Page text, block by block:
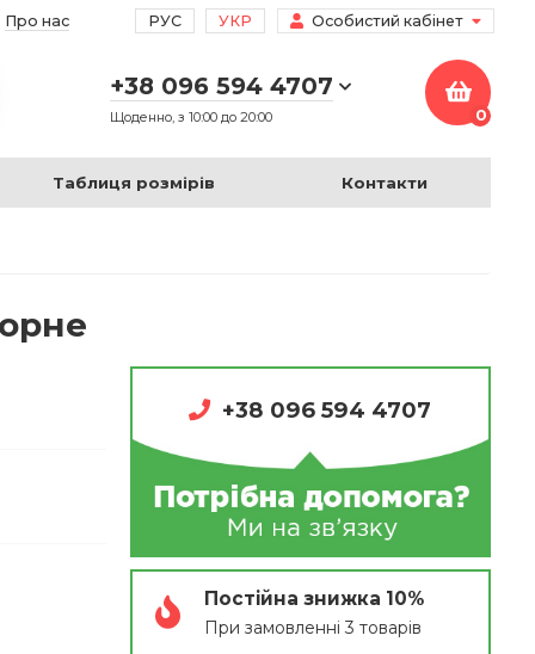
Особистий кабінет
РУС УКР
Про нас
+38 096 594 4707
Щоденно, з 10:00 до 20:00 0
Таблиця розмірів Контакти
+38 096 594 4707
Постійна знижка 10%
При замовленні 3 товарів